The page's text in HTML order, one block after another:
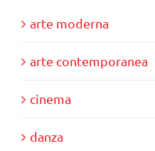
arte moderna
arte contemporanea
cinema
danza